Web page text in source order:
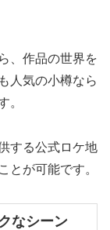
、作品の世界を
人気の小樽なら
。
する公式ロケ地
とが可能です。
なシーン